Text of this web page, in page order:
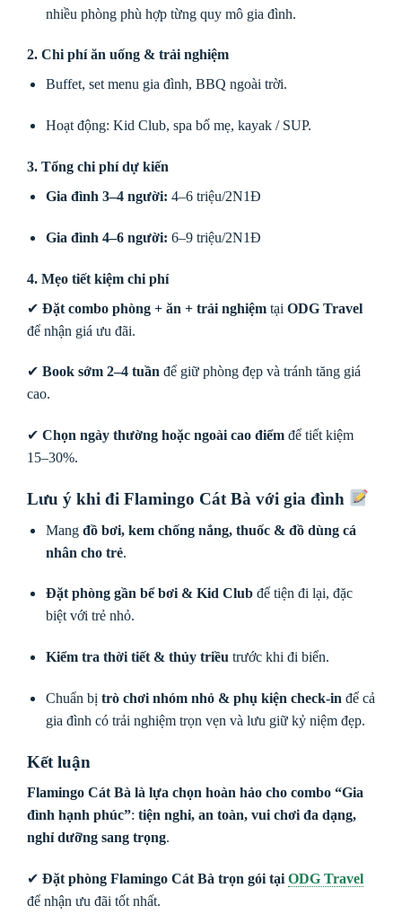
nhiều phòng phù hợp từng quy mô gia đình.
2. Chi phí ăn uống & trải nghiệm
Buffet, set menu gia đình, BBQ ngoài trời.
Hoạt động: Kid Club, spa bố mẹ, kayak / SUP.
3. Tổng chi phí dự kiến
Gia đình 3–4 người: 4–6 triệu/2N1Đ
Gia đình 4–6 người: 6–9 triệu/2N1Đ
4. Mẹo tiết kiệm chi phí
✔ Đặt combo phòng + ăn + trải nghiệm tại ODG Travel
để nhận giá ưu đãi.
✔ Book sớm 2–4 tuần để giữ phòng đẹp và tránh tăng giá
cao.
✔ Chọn ngày thường hoặc ngoài cao điểm để tiết kiệm
15–30%.
Lưu ý khi đi Flamingo Cát Bà với gia đình
Mang đồ bơi, kem chống nắng, thuốc & đồ dùng cá
nhân cho trẻ.
Đặt phòng gần bể bơi & Kid Clubđể tiện đi lại, đặc
biệt với trẻ nhỏ.
Kiểm tra thời tiết & thủy triều trước khi đi biển.
Chuẩn bị trò chơi nhóm nhỏ & phụ kiện check-in để cả
gia đình có trải nghiệm trọn vẹn và lưu giữ kỷ niệm đẹp.
Kết luận
Flamingo Cát Bà là lựa chọn hoàn hảo cho combo “Gia
đình hạnh phúc”: tiện nghi, an toàn, vui chơi đa dạng,
nghỉ dưỡng sang trọng.
✔ Đặt phòng Flamingo Cát Bà trọn gói tại ODG Travel
để nhận ưu đãi tốt nhất.